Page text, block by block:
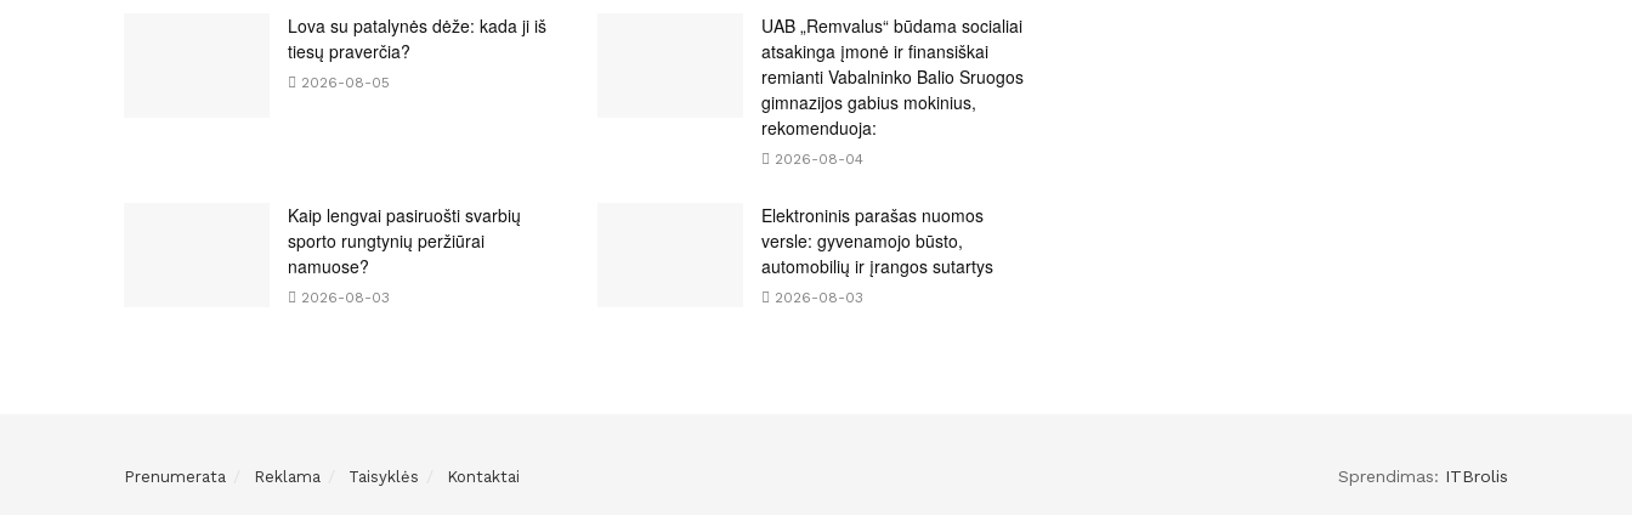
Lova su patalynės dėže: kada ji iš
tiesų praverčia?
2026-08-05
UAB „Remvalus“ būdama socialiai
atsakinga įmonė ir finansiškai
remianti Vabalninko Balio Sruogos
gimnazijos gabius mokinius,
rekomenduoja:
2026-08-04
Kaip lengvai pasiruošti svarbių
sporto rungtynių peržiūrai
namuose?
2026-08-03
Elektroninis parašas nuomos
versle: gyvenamojo būsto,
automobilių ir įrangos sutartys
2026-08-03
Prenumerata Reklama Taisyklės Kontaktai Sprendimas: ITBrolis